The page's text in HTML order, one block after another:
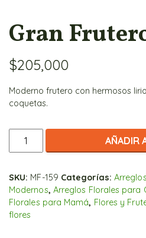
Gran
$205,000
Moderno frutero con hermosos
coquetas.
Gran
Frutero
cantidad
AÑADIR
SKU: MF-159 Categorías:
Modernos, Arreglos Florales para
Florales para Mamá, Flores y
flores